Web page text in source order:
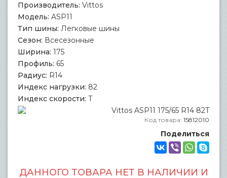
Производитель: Vittos
Модель: ASP11
Тип шины: Легковые шины
Сезон: Всесезонные
Ширина: 175
Профиль: 65
Радиус: R14
Индекс нагрузки: 82
Индекс скорости: T
Код товара: 15812010
Поделиться
ДАННОГО ТОВАРА НЕТ В НАЛИЧИИ И